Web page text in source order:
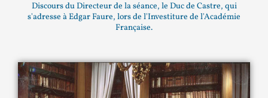
Discours du Directeur de la séance, le Duc de Castre, qui
s'adresse à Edgar Faure, lors de l'Investiture de l'Académie
Française.